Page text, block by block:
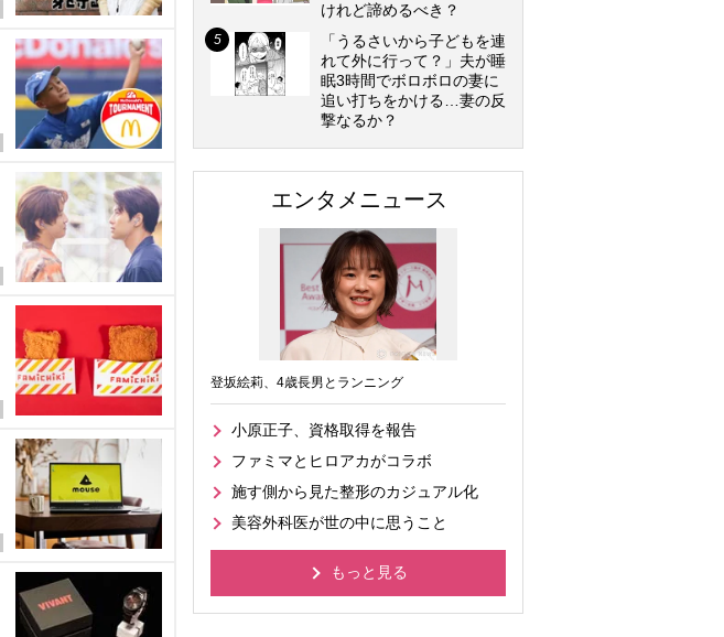
けれど諦めるべき？
「うるさいから子どもを連
れて外に行って？」夫が睡
眠3時間でボロボロの妻に
追い打ちをかける…妻の反
撃なるか？
エンタメニュース
登坂絵莉、4歳長男とランニング
小原正子、資格取得を報告
ファミマとヒロアカがコラボ
施す側から見た整形のカジュアル化
美容外科医が世の中に思うこと
もっと見る